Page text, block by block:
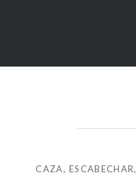
CAZA,ESCABECHAR,